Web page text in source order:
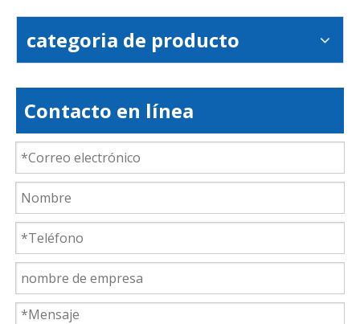
categoria de producto
Contacto en línea